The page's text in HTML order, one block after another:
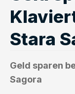
Stara
Geld sparen
Sagora